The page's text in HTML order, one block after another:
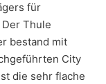
für
Thule
bestand mit
City
die sehr flache